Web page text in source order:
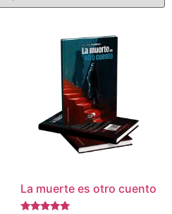
La muerte es otro cuento